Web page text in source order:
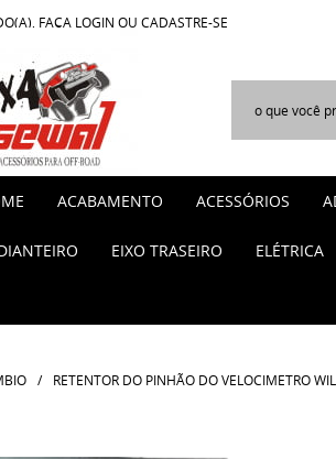
FAÇA LOGIN OU CADASTRE-SE
ACABAMENTO ACESSÓRIOS
EIXO TRASEIRO ELÉTRICA
RETENTOR DO PINHÃO DO VELOCIMETRO